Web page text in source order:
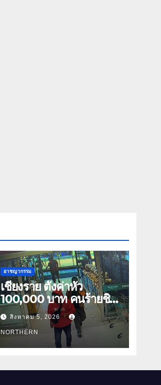
อาชญากรรม
เชียงราย ตั้งค่าหัว
100,000 บาท คนร้ายชิง
ทองเชียงของ ลาวพบ
เสื้อผ้าคนร้ายตั้งจุดตรวจ
ตามเส้นทาง
สิงหาคม 5, 2026
NORTHERN